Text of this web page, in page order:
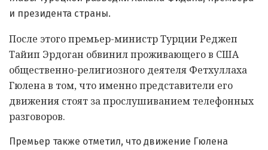
и президента страны.
После этого премьер-министр Турции Реджеп
Тайип Эрдоган обвинил проживающего в США
общественно-религиозного деятеля Фетхуллаха
Гюлена в том, что именно представители его
движения стоят за прослушиванием телефонных
разговоров.
Премьер также отметил, что движение Гюлена